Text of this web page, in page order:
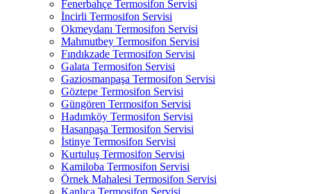
Fenerbahçe Termosifon Servisi
İncirli Termosifon Servisi
Okmeydanı Termosifon Servisi
Mahmutbey Termosifon Servisi
Fındıkzade Termosifon Servisi
Galata Termosifon Servisi
Gaziosmanpaşa Termosifon Servisi
Göztepe Termosifon Servisi
Güngören Termosifon Servisi
Hadımköy Termosifon Servisi
Hasanpaşa Termosifon Servisi
İstinye Termosifon Servisi
Kurtuluş Termosifon Servisi
Kamiloba Termosifon Servisi
Örnek Mahalesi Termosifon Servisi
Kanlıca Termosifon Servisi